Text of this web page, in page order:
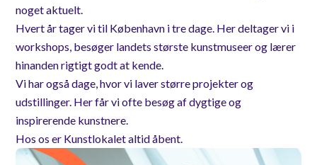
noget aktuelt.
Hvert år tager vi til København i tre dage. Her deltager vi i
workshops, besøger landets største kunstmuseer og lærer
hinanden rigtigt godt at kende.
Vi har også dage, hvor vi laver større projekter og
udstillinger. Her får vi ofte besøg af dygtige og
inspirerende kunstnere.
Hos os er Kunstlokalet altid åbent.